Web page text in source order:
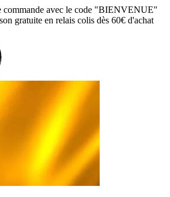
commande avec le code "BIENVENUE"
gratuite en relais colis dès 60€ d'achat